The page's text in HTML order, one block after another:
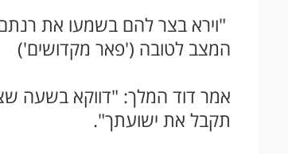
"וירא בצר להם בשמעו את
המצב לטובה ('פאר מקדושים')
אמר דוד המלך: "דווקא בשעה
תקבל את ישועתך".